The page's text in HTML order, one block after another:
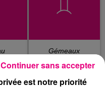
Gémeaux
est notre priorité
Continuer sans accepter